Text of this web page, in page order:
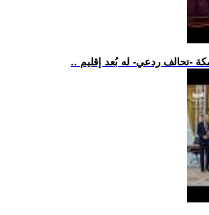
-تحالف ردعي- له بُعد إقليم